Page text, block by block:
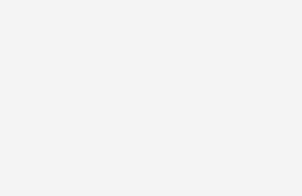
Fustet, orage i